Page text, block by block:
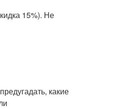
15%). Не
какие